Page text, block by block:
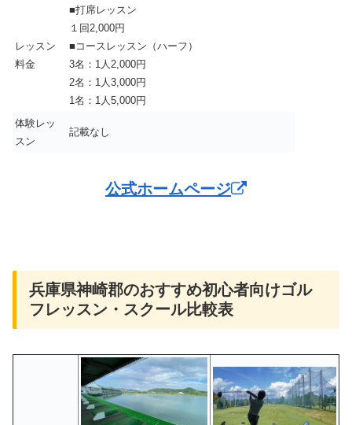
レッスン
料金
■打席レッスン
１回2,000円
■コースレッスン（ハーフ）
3名：1人2,000円
2名：1人3,000円
1名：1人5,000円
体験レッ
スン
記載なし
公式ホームページ
兵庫県神崎郡のおすすめ初心者向けゴル
フレッスン・スクール比較表